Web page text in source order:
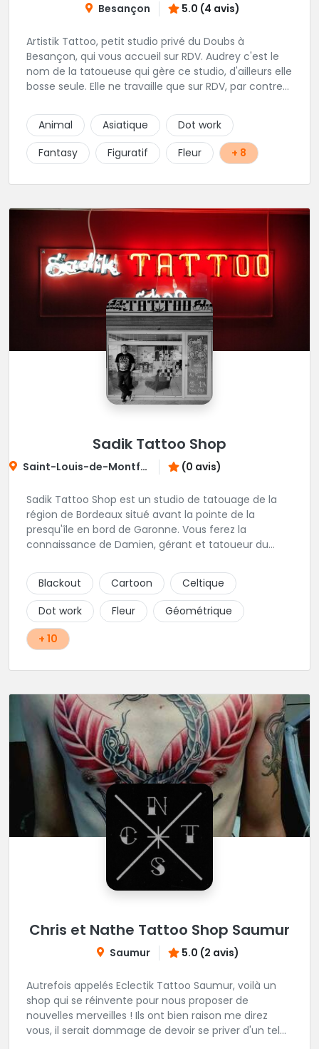
Besançon 5.0 (4 avis)
Artistik Tattoo, petit studio privé du Doubs à
Besançon, qui vous accueil sur RDV. Audrey c'est le
nom de la tatoueuse qui gère ce studio, d'ailleurs elle
bosse seule. Elle ne travaille que sur RDV, par contre
petits ou grands. Son truc, c'est que tant que ça ne
"match" pas, tu ne seras pas satisfait, du coup elle
écoute beaucoup pour aboutir au projet parfait.
Projets qui sont toujours uniques d'ailleurs.
pas.
Animal Asiatique
Dot work
Fantasy
Figuratif Fleur + 8
Sadik Tattoo Shop
Saint-Louis-de-Montferrand (0 avis)
Sadik Tattoo Shop est un studio de tatouage de la
région de Bordeaux situé avant la pointe de la
presqu'île en bord de Garonne. Vous ferez la
connaissance de Damien, gérant et tatoueur du
Blackout
Cartoon
Celtique
Dot work
Fleur
Géométrique
+ 10
Chris et Nathe Tattoo Shop Saumur
Saumur 5.0 (2 avis)
Autrefois appelés Eclectik Tattoo Saumur, voilà un
shop qui se réinvente pour nous proposer de
nouvelles merveilles ! Ils ont bien raison me direz
vous, il serait dommage de devoir se priver d'un tel